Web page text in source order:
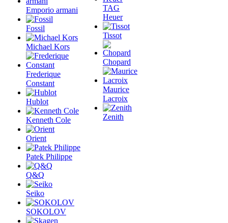
Emporio armani
Fossil
Michael Kors
Frederique
Constant
Hublot
Kenneth Cole
Orient
Patek Philippe
Q&Q
Seiko
SOKOLOV
TAG
Heuer
Tissot
Chopard
Maurice
Lacroix
Zenith